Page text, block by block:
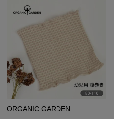
ORGANIC GARDEN